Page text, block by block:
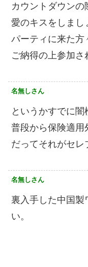
カウントダウン
愛のキスをしまし
パーティに来た方
ご納得の上参加さ
名無しさん
というかすでに闇
普段から保険適用
だってそれがセレ
名無しさん
裏入手した中国製
い。